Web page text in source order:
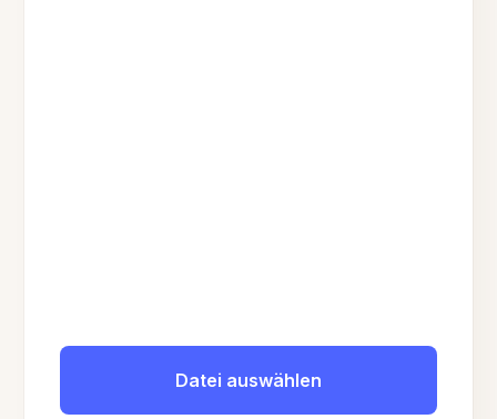
Datei auswählen